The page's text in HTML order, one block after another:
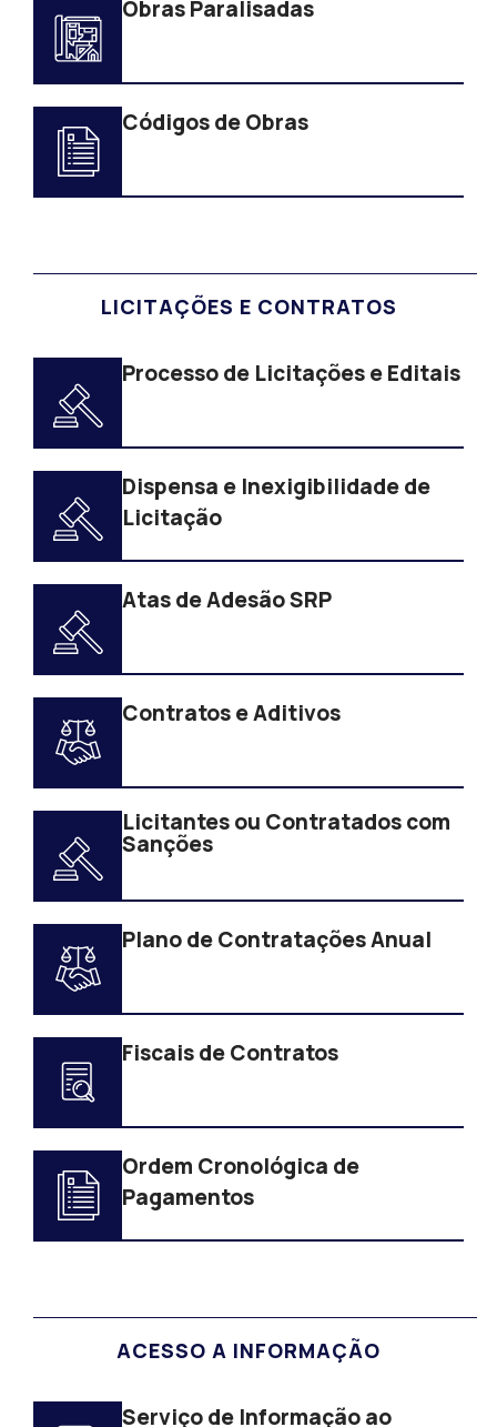
Obras Paralisadas
Códigos de Obras
LICITAÇÕES E CONTRATOS
Processo de Licitações e Editais
Dispensa e Inexigibilidade de
Licitação
Atas de Adesão SRP
Contratos e Aditivos
Licitantes ou Contratados com
Sanções
Plano de Contratações Anual
Fiscais de Contratos
Ordem Cronológica de
Pagamentos
ACESSO A INFORMAÇÃO
Serviço de Informação ao